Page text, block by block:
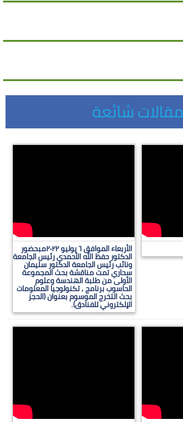
مقالات شائعة
الأربعاء الموافق ٦ يوليو ٢٠٢٢مبحضور
الدكتور حفظ الله الأحمدي رئيس الجامعة
ونائب رئيس الجامعة الدكتور سليمان
سحاري تمت مناقشة بحث المجموعة
الأولى من طلبة الهندسة وعلوم
الحاسوب برنامج , تكنولوجيا المعلومات
بحث التخرج الموسوم بعنوان (الحجز
الإلكتروني للفنادق).